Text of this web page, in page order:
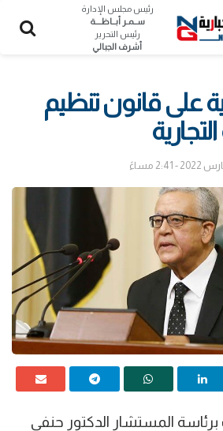
رئيس مجلس الإدارة
ســمـر أبــاظــــة
رئيس التحرير
أشرف الجبالي
على قانون تنظيم
المستشار الدكتور حنفي